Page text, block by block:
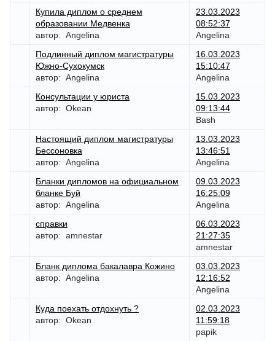
Купила диплом о среднем
образовании Медвенка
автор: Angelina
23.03.2023
08:52:37
Angelina
Подлинный диплом магистратуры
Южно-Сухокумск
автор: Angelina
16.03.2023
15:10:47
Angelina
Консультации у юриста
автор: Okean
15.03.2023
09:13:44
Bash
Настоящий диплом магистратуры
Бессоновка
автор: Angelina
13.03.2023
13:46:51
Angelina
Бланки дипломов на официальном
бланке Буй
автор: Angelina
09.03.2023
16:25:09
Angelina
справки
автор: amnestar
06.03.2023
21:27:35
amnestar
Бланк диплома бакалавра Кожино
автор: Angelina
03.03.2023
12:16:52
Angelina
Куда поехать отдохнуть ?
автор: Okean
02.03.2023
11:59:18
papik